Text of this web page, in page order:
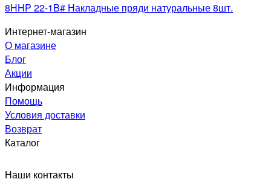
8HHP 22-1B# Накладные пряди натуральные 8шт.
Интернет-магазин
О магазине
Блог
Акции
Информация
Помощь
Условия доставки
Возврат
Каталог
Наши контакты